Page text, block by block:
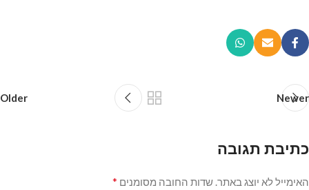
Newer
Older
כתיבת תגובה
האימייל לא יוצג באתר. שדות החובה מסומנים *